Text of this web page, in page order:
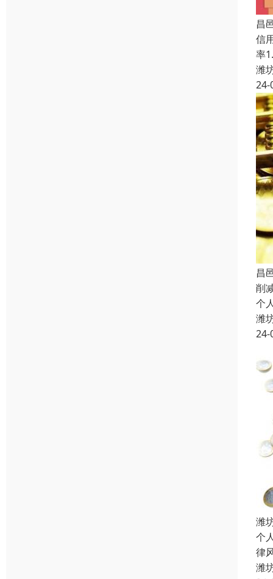
昌
信
率
潍
24-
昌
削
个
潍
24-
潍
个
律
潍